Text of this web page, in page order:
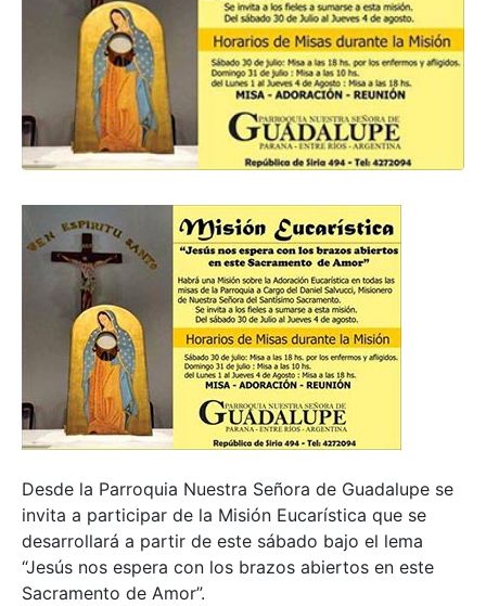
Desde la Parroquia Nuestra Señora de Guadalupe se
invita a participar de la Misión Eucarística que se
desarrollará a partir de este sábado bajo el lema
“Jesús nos espera con los brazos abiertos en este
Sacramento de Amor”.